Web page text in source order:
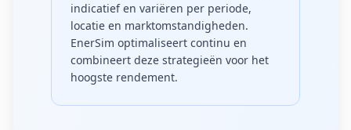
indicatief en variëren per periode,
locatie en marktomstandigheden.
EnerSim optimaliseert continu en
combineert deze strategieën voor het
hoogste rendement.